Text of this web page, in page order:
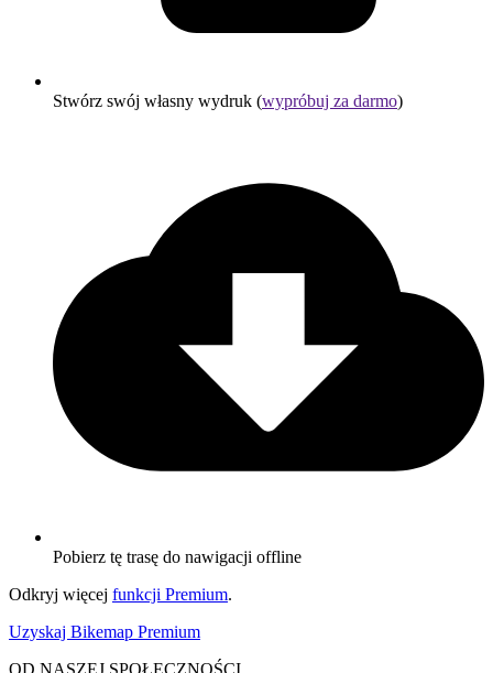
Stwórz swój własny wydruk (wypróbuj za darmo)
Pobierz tę trasę do nawigacji offline
Odkryj więcej funkcji Premium.
Uzyskaj Bikemap Premium
OD NASZEJ SPOŁECZNOŚCI